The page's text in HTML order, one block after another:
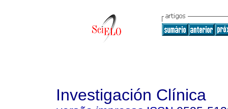
Investigación Clínica